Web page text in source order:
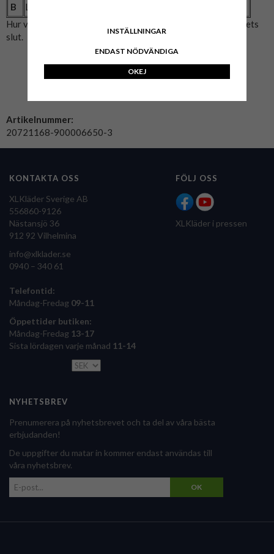
B
Längd (cm)
Hur vi mätat: A= Bröstmått x2. B= Mitten av axeln till plaggets
slut.
Artikelnummer:
20721168-900006650-3
KONTAKTA OSS
XLKläder Sverige AB
556860-9126
Nästansjö 36
912 92 Vilhelmina
info@xlklader.se
0940 – 340 61
Telefontid:
Måndag-Fredag 09-11
Öppettider butiken:
Måndag-Fredag 13-17
Sista lördagen varje månad 11-14
FÖLJ OSS
XLKläder i pressen
NYHETSBREV
Prenumerera på nyhetsbrevet och ta del av våra bästa
erbjudanden!
De uppgifter du matar in kommer endast användas till
våra nyhetsbrev.
OK
INSTÄLLNINGAR
ENDAST NÖDVÄNDIGA
OKEJ